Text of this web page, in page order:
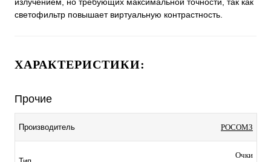
светофильтр повышает виртуальную контрастность.
ХАРАКТЕРИСТИКИ:
Прочие
Производитель РОСОМЗ
Очки